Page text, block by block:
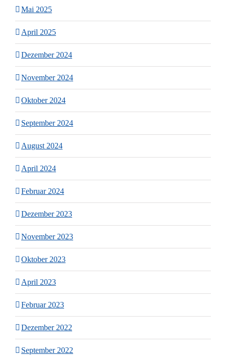
Mai 2025
April 2025
Dezember 2024
November 2024
Oktober 2024
September 2024
August 2024
April 2024
Februar 2024
Dezember 2023
November 2023
Oktober 2023
April 2023
Februar 2023
Dezember 2022
September 2022